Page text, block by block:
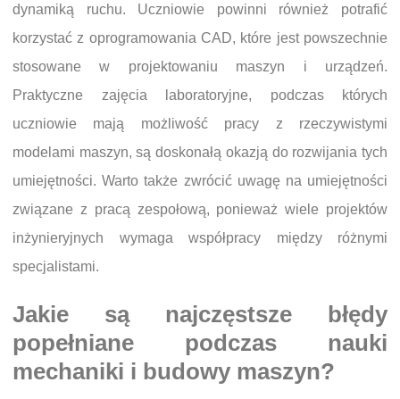
dynamiką ruchu. Uczniowie powinni również potrafić
korzystać z oprogramowania CAD, które jest powszechnie
stosowane w projektowaniu maszyn i urządzeń.
Praktyczne zajęcia laboratoryjne, podczas których
uczniowie mają możliwość pracy z rzeczywistymi
modelami maszyn, są doskonałą okazją do rozwijania tych
umiejętności. Warto także zwrócić uwagę na umiejętności
związane z pracą zespołową, ponieważ wiele projektów
inżynieryjnych wymaga współpracy między różnymi
specjalistami.
Jakie są najczęstsze błędy
popełniane podczas nauki
mechaniki i budowy maszyn?